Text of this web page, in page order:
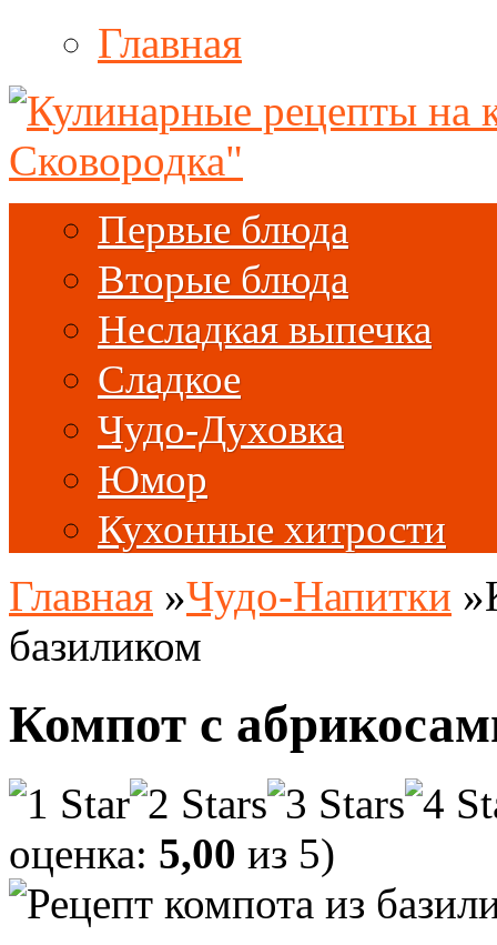
Главная
Первые блюда
Вторые блюда
Несладкая выпечка
Сладкое
Чудо-Духовка
Юмор
Кухонные хитрости
Главная »Чудо-Напитки »
базиликом
Компот с
оценка: 5,00 из 5)